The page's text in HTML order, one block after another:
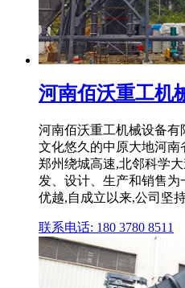
河南佰沃重工机
河南佰沃重工机械设备有
文化悠久的中原大地河
郑州绕城高速,北邻科学
发、设计、生产和销售
优越,自成立以来,公司坚
联系电话: 180 3780 8511